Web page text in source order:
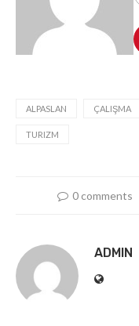
ALPASLAN ÇALIŞMA
TURIZM
0 comments
ADMIN